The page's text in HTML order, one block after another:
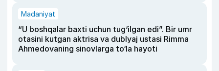
Madaniyat
“U boshqalar baxti uchun tug‘ilgan edi”. Bir umr
otasini kutgan aktrisa va dublyaj ustasi Rimma
Ahmedovaning sinovlarga to‘la hayoti